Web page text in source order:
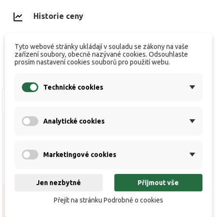
Historie ceny
Tyto webové stránky ukládají v souladu se zákony na vaše
zařízení soubory, obecně nazývané cookies. Odsouhlaste
prosím nastavení cookies souborů pro použití webu.
Technické cookies
Analytické cookies
Marketingové cookies
Jen nezbytné Přijmout vše
Přejít na stránku Podrobně o cookies